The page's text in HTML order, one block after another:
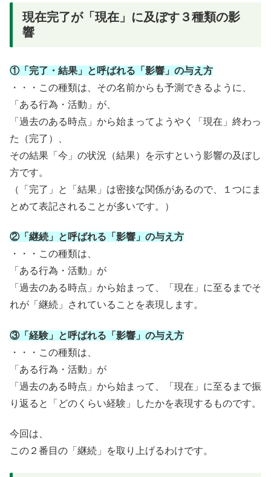
現在完了が「現在」に及ぼす３種類の影
響
①「完了・結果」と呼ばれる「影響」の与え方
・・・この種類は、その名前からも予測できるように、
「ある行為・活動」が、
「過去のある時点」から始まってようやく「現在」終わっ
た（完了）、
その結果「今」の状況（結果）を示すという影響の及ぼし
方です。
（「完了」と「結果」は密接な関係があるので、１つにま
とめて表記されることが多いです。）
②「継続」と呼ばれる「影響」の与え方
・・・この種類は、
「ある行為・活動」が
「過去のある時点」から始まって、「現在」に至るまでそ
れが「継続」されていることを表現します。
③「経験」と呼ばれる「影響」の与え方
・・・この種類は、
「ある行為・活動」が
「過去のある時点」から始まって、「現在」に至るまで振
り返ると「どのくらい経験」したかを表現するものです。
今回は、
この２番目の「継続」を取り上げるわけです。